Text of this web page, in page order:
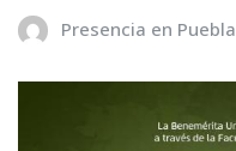
Presencia en Puebla